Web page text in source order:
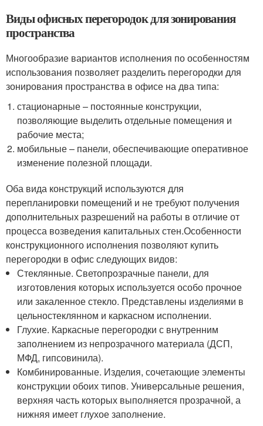
Виды офисных перегородок для зонирования
пространства
Многообразие вариантов исполнения по особенностям
использования позволяет разделить перегородки для
зонирования пространства в офисе на два типа:
стационарные – постоянные конструкции,
позволяющие выделить отдельные помещения и
рабочие места;
мобильные – панели, обеспечивающие оперативное
изменение полезной площади.
Оба вида конструкций используются для
перепланировки помещений и не требуют получения
дополнительных разрешений на работы в отличие от
процесса возведения капитальных стен.Особенности
конструкционного исполнения позволяют купить
перегородки в офис следующих видов:
Стеклянные. Светопрозрачные панели, для
изготовления которых используется особо прочное
или закаленное стекло. Представлены изделиями в
цельностеклянном и каркасном исполнении.
Глухие. Каркасные перегородки с внутренним
заполнением из непрозрачного материала (ДСП,
МФД, гипсовинила).
Комбинированные. Изделия, сочетающие элементы
конструкции обоих типов. Универсальные решения,
верхняя часть которых выполняется прозрачной, а
нижняя имеет глухое заполнение.